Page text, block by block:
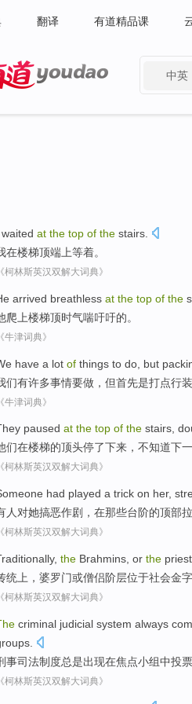
翻译 有道精品课
中英
waited at the top of the stairs
在楼梯顶端 上等着。
《柯林斯英汉双解大词典》
arrived breathless at the top of the
爬上楼梯顶时气喘吁吁的。
《牛津词典》
have a lot of things to do but
们有许多事情要做 ， 但首先是打点行装
《牛津词典》
paused at the top of the stairs,
们在楼梯的顶头停了下来 ，不知道下
《柯林斯英汉双解大词典》
had played a trick on her,
人 对她搞恶作剧 ， 在那些台阶的顶部拉
《柯林斯英汉双解大词典》
, the Brahmins or the
统上 ， 婆罗门或僧侣阶层位于社会金
《柯林斯英汉双解大词典》
criminal judicial system always
事司法制度总是出现在焦点小组中投
《柯林斯英汉双解大词典》